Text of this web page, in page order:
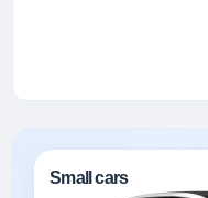
Small cars